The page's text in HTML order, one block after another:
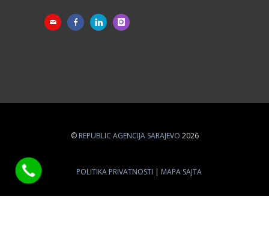
© REPUBLIC AGENCIJA SARAJEVO 2026
POLITIKA PRIVATNOSTI MAPA SAJTA